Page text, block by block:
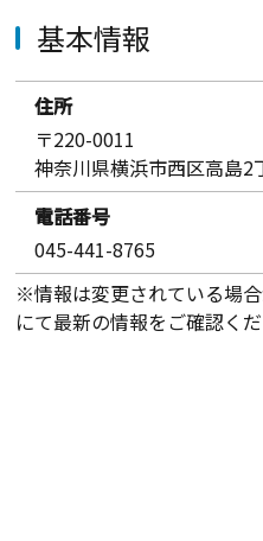
基本情報
住所
〒220-0011
神奈川県横浜市西区高島2
電話番号
045-441-8765
※情報は変更されている場
にて最新の情報をご確認くだ